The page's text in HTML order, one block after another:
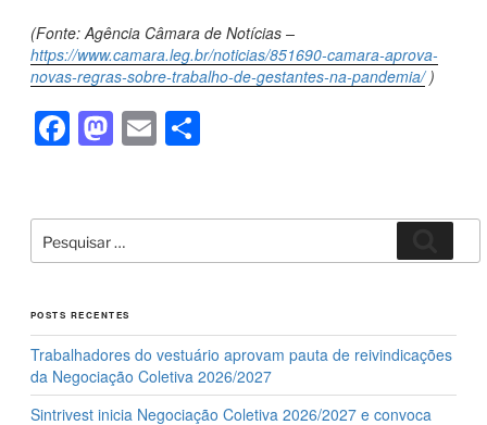
(Fonte: Agência Câmara de Notícias –
https://www.camara.leg.br/noticias/851690-camara-aprova-
novas-regras-sobre-trabalho-de-gestantes-na-pandemia/)
F
a
e
b
o
o
k
M
a
o
d
o
n
E
m
e
Pesquisar
por:
POSTS RECENTES
Trabalhadores do vestuário aprovam pauta de reivindicações
da Negociação Coletiva 2026/2027
Sintrivest inicia Negociação Coletiva 2026/2027 e convoca